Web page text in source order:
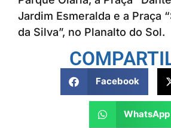
Jardim Esmeralda e a Praça
da Silva”, no Planalto do Sol.
Facebook
WhatsApp